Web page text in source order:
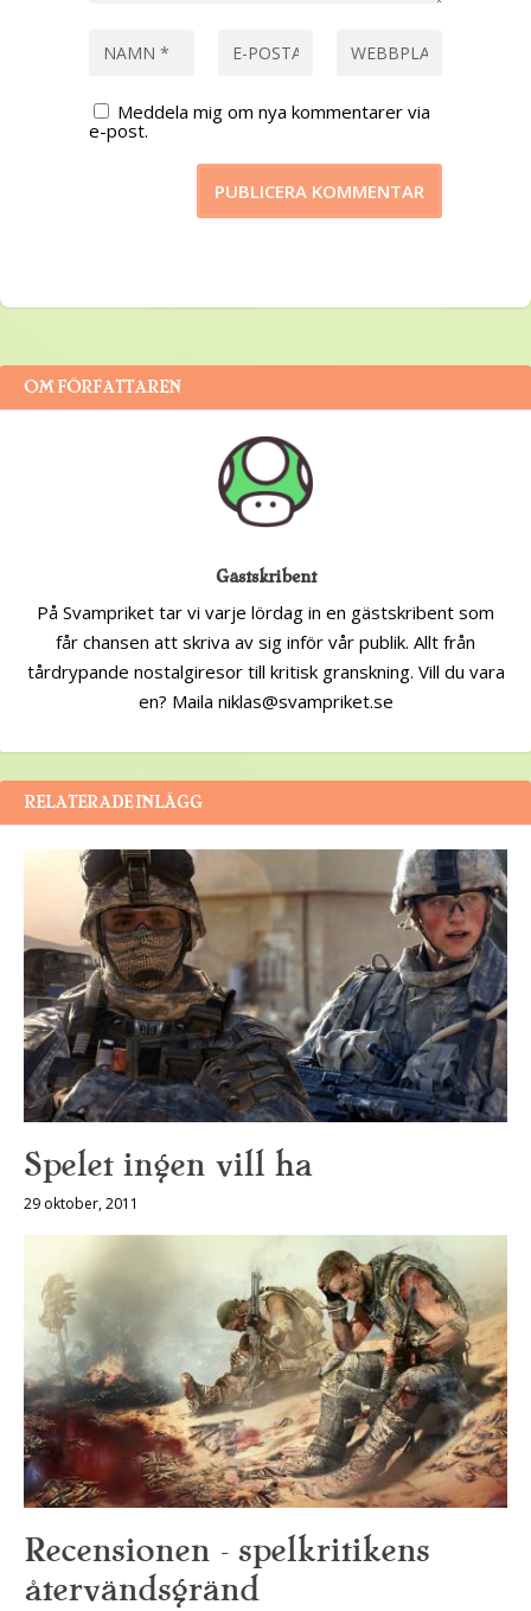
Meddela mig om nya kommentarer via
e-post.
OM FÖRFATTAREN
Gästskribent
På Svampriket tar vi varje lördag in en gästskribent som
får chansen att skriva av sig inför vår publik. Allt från
tårdrypande nostalgiresor till kritisk granskning. Vill du vara
en? Maila niklas@svampriket.se
RELATERADE INLÄGG
Spelet ingen vill ha
29 oktober, 2011
Recensionen – spelkritikens
återvändsgränd